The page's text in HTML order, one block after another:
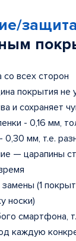
со всех сторон
покрытия не
и сохраняет
- 0,16 мм,
0,30 мм, т.е.
— царапины
(1
носки)
смартфона,
каждую